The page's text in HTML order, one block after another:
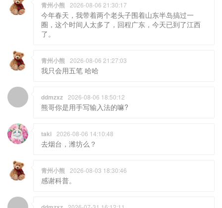
青州小熊 2026-08-06 21:30:17
今年春天，我带着两个老头子围着山东半岛搞过一
圈，这个时间人太多了，回程广东，今天已到了江西
了。
青州小熊 2026-08-06 21:27:03
我只会用五笔 哈哈
ddmzxz 2026-08-06 18:50:12
熊哥你是用手写输入法的嘛?
taki 2026-08-06 14:10:48
去烟台，潍坊么？
青州小熊 2026-08-03 18:30:46
感谢科普。